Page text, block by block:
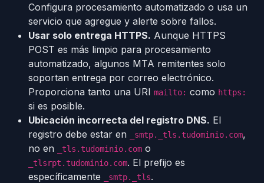
Configura procesamiento automatizado o usa un
servicio que agregue y alerte sobre fallos.
Usar solo entrega HTTPS. Aunque HTTPS
POST es más limpio para procesamiento
automatizado, algunos MTA remitentes solo
soportan entrega por correo electrónico.
Proporciona tanto una URI mailto: como https:
si es posible.
Ubicación incorrecta del registro DNS. El
registro debe estar en
_smtp._tls.tudominio.com,
no en
_tls.tudominio.com o
_tlsrpt.tudominio.com. El prefijo es
específicamente
_smtp._tls.